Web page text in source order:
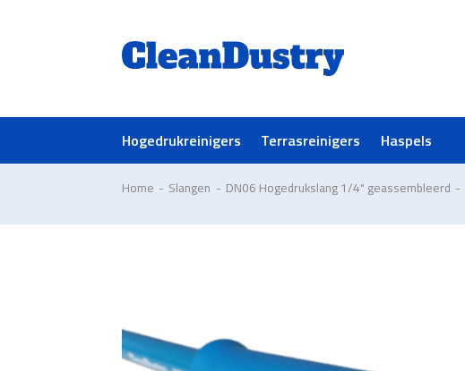
Hogedrukreinigers Terrasreinigers Haspels
Home - Slangen - DN06 Hogedrukslang 1/4" geassembleerd -